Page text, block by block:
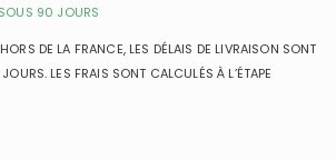
SOUS 90 JOURS
DE LA FRANCE, LES DÉLAIS DE LIVRAISON SONT
LES FRAIS SONT CALCULÉS À L’ÉTAPE